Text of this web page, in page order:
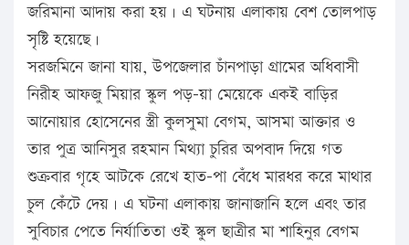
জরিমানা আদায় করা হয়। এ ঘটনায় এলাকায় বেশ তোলপাড়
সৃষ্টি হয়েছে।
সরজমিনে জানা যায়, উপজেলার চাঁনপাড়া গ্রামের অধিবাসী
নিরীহ আফজু মিয়ার স্কুল পড়–য়া মেয়েকে একই বাড়ির
আনোয়ার হোসেনের স্ত্রী কুলসুমা বেগম, আসমা আক্তার ও
তার পুত্র আনিসুর রহমান মিথ্যা চুরির অপবাদ দিয়ে গত
শুক্রবার গৃহে আটকে রেখে হাত-পা বেঁধে মারধর করে মাথার
চুল কেঁটে দেয়। এ ঘটনা এলাকায় জানাজানি হলে এবং তার
সুবিচার পেতে নির্যাতিতা ওই স্কুল ছাত্রীর মা শাহিনুর বেগম